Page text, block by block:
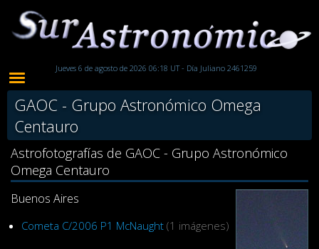
Jueves 6 de agosto de 2026 06:18 UT - Día Juliano 2461259
GAOC - Grupo Astronómico Omega
Centauro
Astrofotografías de GAOC - Grupo Astronómico
Omega Centauro
Buenos Aires
Cometa C/2006 P1 McNaught (1 imágenes)